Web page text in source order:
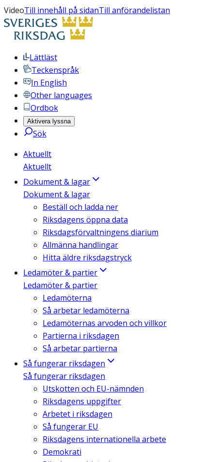
VideoTill innehåll på sidanTill anförandelistan
Lättläst
Teckenspråk
In English
Other languages
Ordbok
Aktivera lyssna
Sök
Aktuellt
Aktuellt
Dokument & lagar
Dokument & lagar
Beställ och ladda ner
Riksdagens öppna data
Riksdagsförvaltningens diarium
Allmänna handlingar
Hitta äldre riksdagstryck
Ledamöter & partier
Ledamöter & partier
Ledamöterna
Så arbetar ledamöterna
Ledamöternas arvoden och villkor
Partierna i riksdagen
Så arbetar partierna
Så fungerar riksdagen
Så fungerar riksdagen
Utskotten och EU-nämnden
Riksdagens uppgifter
Arbetet i riksdagen
Så fungerar EU
Riksdagens internationella arbete
Demokrati